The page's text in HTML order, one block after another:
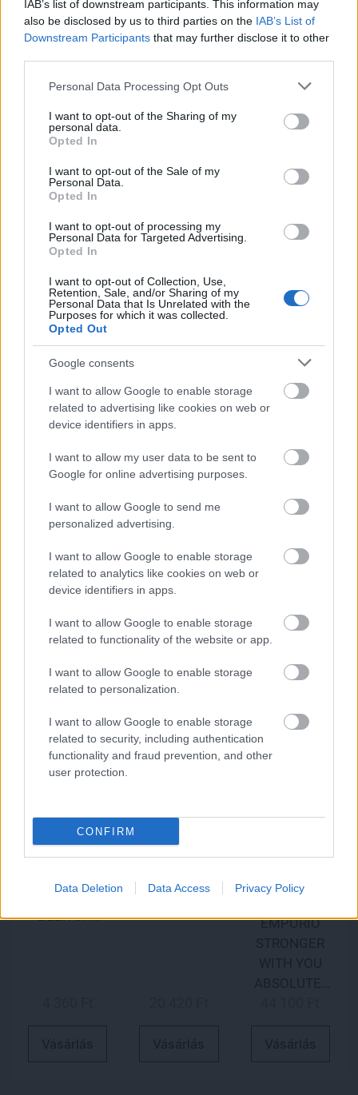
IAB’s list of downstream participants. This information may
also be disclosed by us to third parties on the IAB’s List of
Downstream Participants that may further disclose it to other
Please note that this website/app uses one or more Google
not limited to your visit or usage behaviour. You may click to
grant or deny consent to Google and its third-party tags to
use your data for below specified purposes in below Google
consent section.
Personal Data Processing Opt Outs
I want to opt-out of the Sharing of my
personal data.
Opted In
I want to opt-out of the Sale of my
Personal Data.
Opted In
I want to opt-out of processing my
Personal Data for Targeted Advertising.
Opted In
I want to opt-out of Collection, Use,
Retention, Sale, and/or Sharing of my
Personal Data that Is Unrelated with the
Purposes for which it was collected.
Opted Out
Google consents
I want to allow Google to enable storage
related to advertising like cookies on web or
device identifiers in apps.
I want to allow my user data to be sent to
Google for online advertising purposes.
I want to allow Google to send me
personalized advertising.
I want to allow Google to enable storage
related to analytics like cookies on web or
device identifiers in apps.
I want to allow Google to enable storage
related to functionality of the website or app.
I want to allow Google to enable storage
related to personalization.
I want to allow Google to enable storage
related to security, including authentication
functionality and fraud prevention, and other
user protection.
CONFIRM
Data Deletion Data Access Privacy Policy
A férfiak számára ajándékot venni sokszor
lehetetlen feladatnak bizonyulhat, hiszen számukra
De semmi sem lehetetlen: szerencsére vannak
amelyekkel biztosan nem lőhetsz mellé. A prémium
parfümök, a szakáll- és bőrápoló szettek vagy éppen
elegáns borotválkozási kiegészítők minden férfi
számára értékes és praktikus ajándékok lehetnek.
BOHEMIA
COSMETICS
BEER SPA
PRORASO
SET BEARD
ROUTINE
EMPORIO